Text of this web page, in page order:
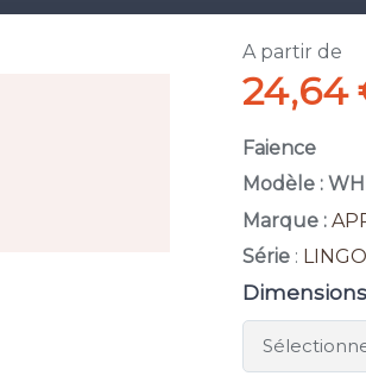
A partir de
24,64
Faience
Modèle :
Marque :
Série :
Dimensions